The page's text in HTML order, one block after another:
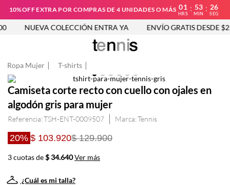
10%OFF EXTRA POR COMPRAS DE 4 UNIDADES O MÁS 01
HRS
: 53
MIN
: 25
SEG
NUEVA COLECCIÓN ENTRA YA ENVÍO GRATIS DESDE
Ropa Mujer T-shirts
Camiseta corte recto con cuello con ojales en
algodón gris para mujer
Referencia:TSH-ENT-0009507 Tennis
20% $ 103.920$ 129.900
3 cuotas de$ 34.640Ver más
¿Cuál es mi talla?